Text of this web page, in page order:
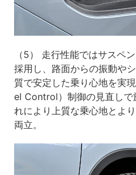
（5） 走行性能ではサスペ
採用し、路面からの振動や
質で安定した乗り心地を実
el Control）制御の見直しで
れにより上質な乗心地とよ
両立。